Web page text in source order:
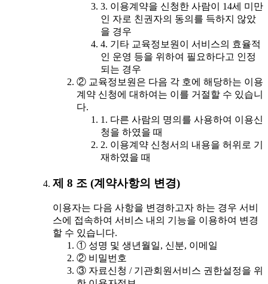
3. 이용계약을 신청한 사람이 14세 미만
인 자로 친권자의 동의를 득하지 않았
을 경우
4. 기타 교육정보원이 서비스의 효율적
인 운영 등을 위하여 필요하다고 인정
되는 경우
② 교육정보원은 다음 각 호에 해당하는 이용
계약 신청에 대하여는 이를 거절할 수 있습니
다.
1. 다른 사람의 명의를 사용하여 이용신
청을 하였을 때
2. 이용계약 신청서의 내용을 허위로 기
재하였을 때
제 8 조 (계약사항의 변경)
이용자는 다음 사항을 변경하고자 하는 경우 서비
스에 접속하여 서비스 내의 기능을 이용하여 변경
할 수 있습니다.
① 성명 및 생년월일, 신분, 이메일
② 비밀번호
③ 자료신청 / 기관회원서비스 권한설정을 위